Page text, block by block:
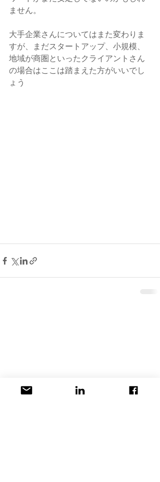
ません。
大手企業さんについてはまた変わりま
すが、まだスタートアップ、小規模、
地域が商圏といったクライアントさん
の場合はここは踏まえた方がいいでし
ょう